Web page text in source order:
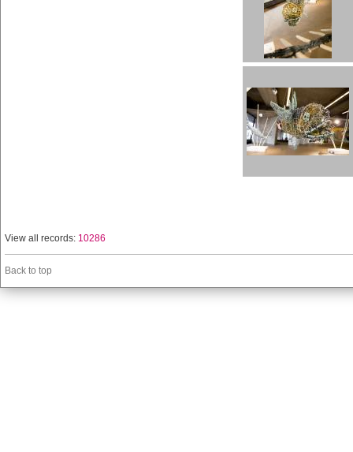
View all records: 10286
Back to top